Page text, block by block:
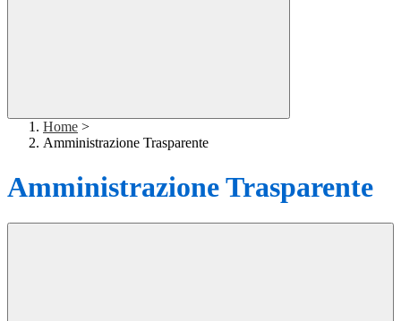
Home >
Amministrazione Trasparente
Amministrazione Trasparente